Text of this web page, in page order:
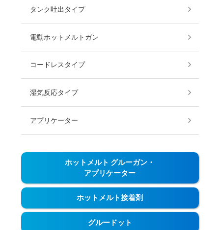
タンク吐出タイプ
電動ホットメルトガン
コードレスタイプ
湿気反応タイプ
アプリケーター
ホットメルト グルーガン・
アプリケーター
ホットメルト接着剤
グルードット